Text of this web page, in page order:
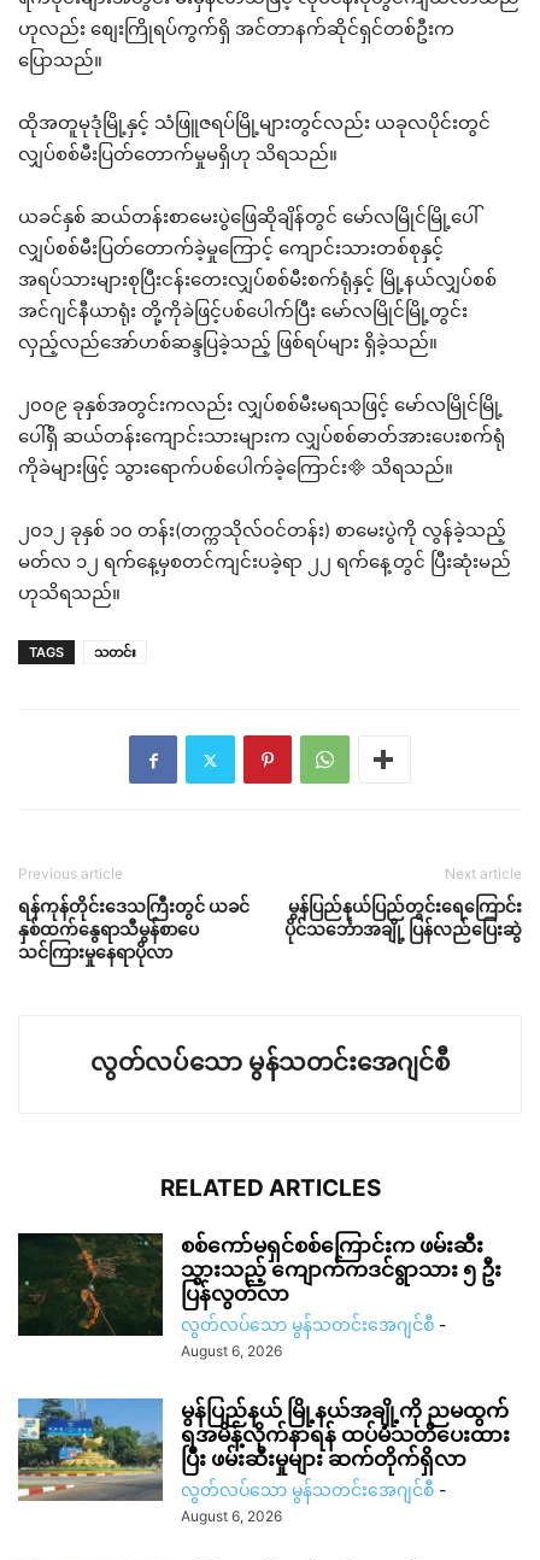
ဟုလည်း စျေးကြိုရပ်ကွက်ရှိ အင်တာနက်ဆိုင်ရှင်တစ်ဦးက
ပြောသည်။
ထိုအတူမုဒုံမြို့နှင့် သံဖြူဇရပ်မြို့များတွင်လည်း ယခုလပိုင်းတွင်
လျှပ်စစ်မီးပြတ်တောက်မှုမရှိဟု သိရသည်။
ယခင်နှစ် ဆယ်တန်းစာမေးပွဲဖြေဆိုချိန်တွင် မော်လမြိုင်မြို့ပေါ်
လျှပ်စစ်မီးပြတ်တောက်ခဲ့မှုကြောင့် ကျောင်းသားတစ်စုနှင့်
အရပ်သားများစုပြီးငန်းတေးလျှပ်စစ်မီးစက်ရုံနှင့် မြို့နယ်လျှပ်စစ်
အင်ဂျင်နီယာရုံး တို့ကိုခဲဖြင့်ပစ်ပေါက်ပြီး မော်လမြိုင်မြို့တွင်း
လှည့်လည်အော်ဟစ်ဆန္ဒပြခဲ့သည့် ဖြစ်ရပ်များ ရှိခဲ့သည်။
၂၀၀၉ ခုနှစ်အတွင်းကလည်း လျှပ်စစ်မီးမရသဖြင့် မော်လမြိုင်မြို့
ပေါ်ရှိ ဆယ်တန်းကျောင်းသားများက လျှပ်စစ်ဓာတ်အားပေးစက်ရုံ
ကိုခဲများဖြင့် သွားရောက်ပစ်ပေါက်ခဲ့ကြောင်း သိရသည်။
၂၀၁၂ ခုနှစ် ၁၀ တန်း(တက္ကသိုလ်ဝင်တန်း) စာမေးပွဲကို လွန်ခဲ့သည့်
မတ်လ ၁၂ ရက်နေ့မှစတင်ကျင်းပခဲ့ရာ ၂၂ ရက်နေ့တွင် ပြီးဆုံးမည်
ဟုသိရသည်။
TAGS သတင်း
Previous article
ရန်ကုန်တိုင်းဒေသကြီးတွင် ယခင်
နှစ်ထက်နွေရာသီမွန်စာပေ
သင်ကြားမှုနေရာပိုလာ
Next article
မွန်ပြည်နယ်ပြည်တွင်းရေကြောင်း
ပိုင်သင်္ဘောအချို့ ပြန်လည်ပြေးဆွဲ
လွတ်လပ်သော မွန်သတင်းအေဂျင်စီ
RELATED ARTICLES
စစ်ကော်မရှင်စစ်ကြောင်းက ဖမ်းဆီး
သွားသည့် ကျောက်ကဒင်ရွာသား ၅ ဦး
ပြန်လွတ်လာ
လွတ်လပ်သော မွန်သတင်းအေဂျင်စီ -
August 6, 2026
မွန်ပြည်နယ် မြို့နယ်အချို့ကို ညမထွက်
ရအမိန့်လိုက်နာရန် ထပ်မံသတိပေးထား
ပြီး ဖမ်းဆီးမှုများ ဆက်တိုက်ရှိလာ
လွတ်လပ်သော မွန်သတင်းအေဂျင်စီ -
August 6, 2026